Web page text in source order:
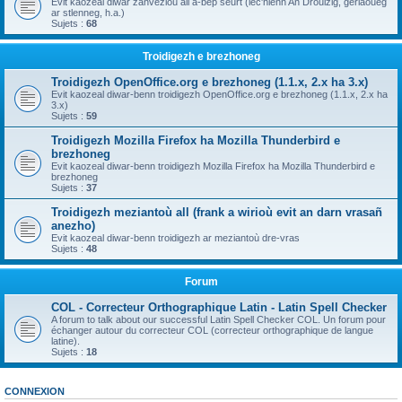
ar stlenneg, h.a.)
Sujets : 68
Troidigezh e brezhoneg
Troidigezh OpenOffice.org e brezhoneg (1.1.x, 2.x ha 3.x)
Evit kaozeal diwar-benn troidigezh OpenOffice.org e brezhoneg (1.1.x, 2.x ha
3.x)
Sujets : 59
Troidigezh Mozilla Firefox ha Mozilla Thunderbird e
brezhoneg
Evit kaozeal diwar-benn troidigezh Mozilla Firefox ha Mozilla Thunderbird e
brezhoneg
Sujets : 37
Troidigezh meziantoù all (frank a wirioù evit an darn vrasañ
anezho)
Evit kaozeal diwar-benn troidigezh ar meziantoù dre-vras
Sujets : 48
Forum
COL - Correcteur Orthographique Latin - Latin Spell Checker
A forum to talk about our successful Latin Spell Checker COL. Un forum pour
échanger autour du correcteur COL (correcteur orthographique de langue
latine).
Sujets : 18
CONNEXION